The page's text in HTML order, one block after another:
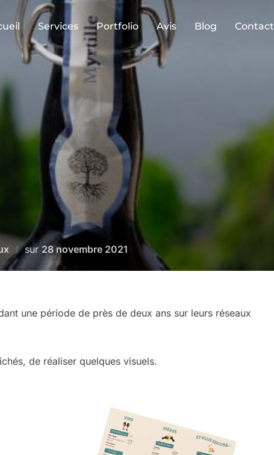
Services Portfolio Avis Blog Contact
sur 28 novembre 2021
une période de près de deux ans sur leurs réseaux
de réaliser quelques visuels.